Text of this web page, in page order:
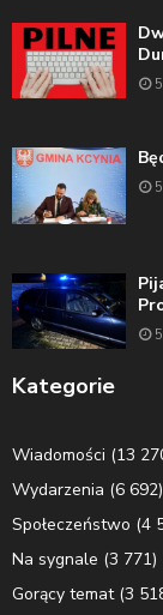
Kategorie
Wiadomości (13
Wydarzenia (6 692)
Społeczeństwo (4
Na sygnale (3 771)
Gorący temat(3